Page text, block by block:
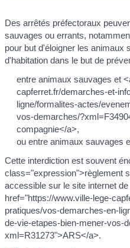
Des arrêtés préfectoraux
sauvages ou errants,
pour but d'éloigner les animaux
d'habitation dans le but de
entre animaux sauvages et
capferret.fr/demarches-et-
ligne/formalites-actes/
vos-demarches/
compagnie</a>,
ou entre animaux sauvages
Cette interdiction est souvent
class="expression">règlement
accessible sur le site internet
href="https://www.ville-lege-
pratiques/vos-demarches-en-
de-vie-etapes-bien-mener-vos-
xml=R31273">ARS</a>.